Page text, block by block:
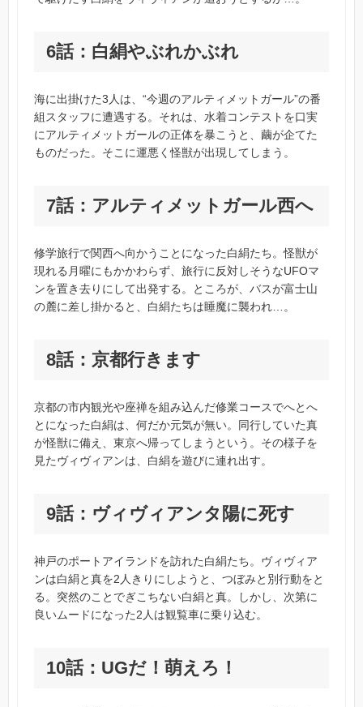
6話：白絹やぶれかぶれ
海に出掛けた3人は、“今週のアルティメットガール”の番
組スタッフに遭遇する。それは、水着コンテストを口実
にアルティメットガールの正体を暴こうと、繭が企てた
ものだった。そこに運悪く怪獣が出現してしまう。
7話：アルティメットガール西へ
修学旅行で関西へ向かうことになった白絹たち。怪獣が
現れる月曜にもかかわらず、旅行に反対しそうなUFOマ
ンを置き去りにして出発する。ところが、バスが富士山
の麓に差し掛かると、白絹たちは睡魔に襲われ…。
8話：京都行きます
京都の市内観光や座禅を組み込んだ修業コースでへとへ
とになった白絹は、何だか元気が無い。同行していた真
が怪獣に備え、東京へ帰ってしまうという。その様子を
見たヴィヴィアンは、白絹を遊びに連れ出す。
9話：ヴィヴィアンタ陽に死す
神戸のポートアイランドを訪れた白絹たち。ヴィヴィア
ンは白絹と真を2人きりにしようと、つぼみと別行動をと
る。突然のことでぎこちない白絹と真。しかし、次第に
良いムードになった2人は観覧車に乗り込む。
10話：UGだ！萌えろ！